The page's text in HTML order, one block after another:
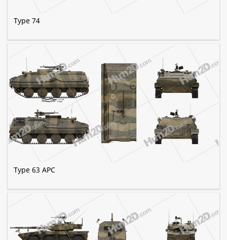
Type 74
Type 63 APC